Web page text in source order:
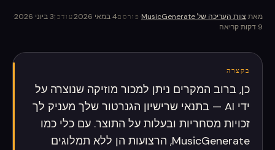
מאת צוות העריכה של MusicGenerate · פורסם4 במאי 2026 עודכן3 ביוני 2026
·
9 דקות קריאה
בקצרה
כן, ברוב המקרים ניתן למכור מוזיקה שנוצרה על
ידי AI — בתנאי שרישיון הגנרטור שלך מעניק לך
זכויות מסחריות ובעלות על התוצר. עם כלי כמו
MusicGenerate, הרצועות הן ללא תמלוגים